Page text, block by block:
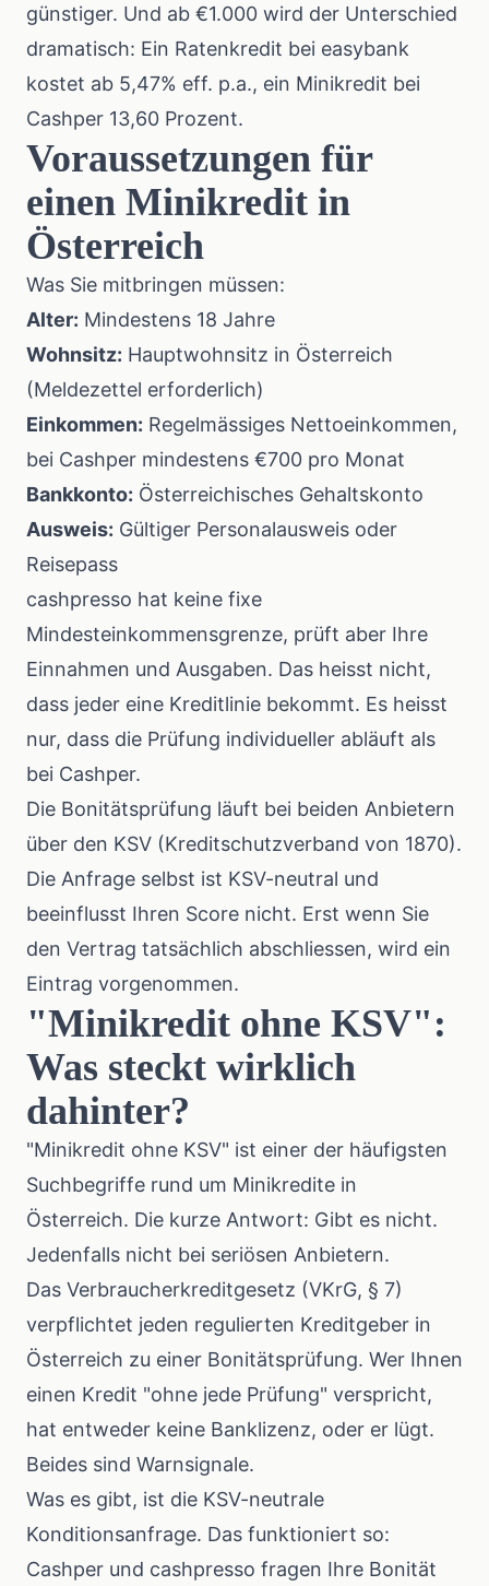
günstiger. Und ab €1.000 wird der Unterschied
dramatisch: Ein Ratenkredit bei easybank
kostet ab 5,47% eff. p.a., ein Minikredit bei
Cashper 13,60 Prozent.
Voraussetzungen für
einen Minikredit in
Österreich
Was Sie mitbringen müssen:
Alter: Mindestens 18 Jahre
Wohnsitz: Hauptwohnsitz in Österreich
(Meldezettel erforderlich)
Einkommen: Regelmässiges Nettoeinkommen,
bei Cashper mindestens €700 pro Monat
Bankkonto: Österreichisches Gehaltskonto
Ausweis: Gültiger Personalausweis oder
Reisepass
cashpresso hat keine fixe
Mindesteinkommensgrenze, prüft aber Ihre
Einnahmen und Ausgaben. Das heisst nicht,
dass jeder eine Kreditlinie bekommt. Es heisst
nur, dass die Prüfung individueller abläuft als
bei Cashper.
Die Bonitätsprüfung läuft bei beiden Anbietern
über den KSV (Kreditschutzverband von 1870).
Die Anfrage selbst ist KSV-neutral und
beeinflusst Ihren Score nicht. Erst wenn Sie
den Vertrag tatsächlich abschliessen, wird ein
Eintrag vorgenommen.
"Minikredit ohne KSV":
Was steckt wirklich
dahinter?
"Minikredit ohne KSV" ist einer der häufigsten
Suchbegriffe rund um Minikredite in
Österreich. Die kurze Antwort: Gibt es nicht.
Jedenfalls nicht bei seriösen Anbietern.
Das Verbraucherkreditgesetz (VKrG, § 7)
verpflichtet jeden regulierten Kreditgeber in
Österreich zu einer Bonitätsprüfung. Wer Ihnen
einen Kredit "ohne jede Prüfung" verspricht,
hat entweder keine Banklizenz, oder er lügt.
Beides sind Warnsignale.
Was es gibt, ist die KSV-neutrale
Konditionsanfrage. Das funktioniert so:
Cashper und cashpresso fragen Ihre Bonität